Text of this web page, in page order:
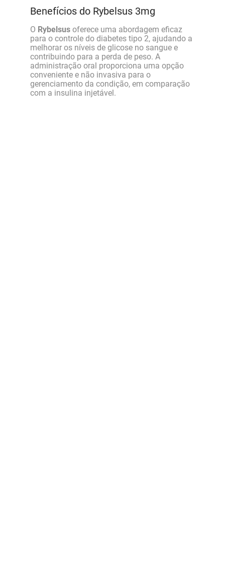
Benefícios do Rybelsus 3mg
O Rybelsus oferece uma abordagem eficaz
para o controle do diabetes tipo 2, ajudando a
melhorar os níveis de glicose no sangue e
contribuindo para a perda de peso. A
administração oral proporciona uma opção
conveniente e não invasiva para o
gerenciamento da condição, em comparação
com a insulina injetável.